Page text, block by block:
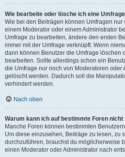
Wie bearbeite oder lösche ich eine
Wie bei den Beiträgen können Umfragen nur
einem Moderator oder einem Administrator
Umfrage zu bearbeiten, ändere den ersten
immer mit der Umfrage verknüpft. Wenn
dann können Benutzer die Umfrage löschen
bearbeiten. Sollte allerdings schon ein
die Umfrage nur noch von Moderatoren oder
gelöscht werden. Dadurch soll die
verhindert werden.
Nach oben
Warum kann ich auf bestimmte Foren nicht
Manche Foren können bestimmten
Um diese einzusehen, Beiträge zu lesen, zu
durchzuführen, brauchst du möglicherweise
einen Moderator oder Administrator nach